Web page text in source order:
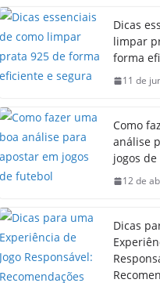
Dicas
limpar
forma
11 de
Como
análise
jogos
12 de
Dicas